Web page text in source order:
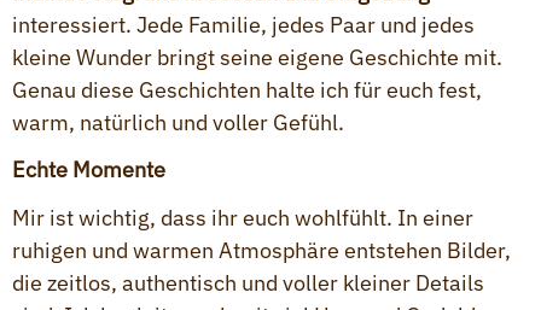
interessiert. Jede Familie, jedes Paar und jedes
kleine Wunder bringt seine eigene Geschichte mit.
Genau diese Geschichten halte ich für euch fest,
warm, natürlich und voller Gefühl.
Echte Momente
Mir ist wichtig, dass ihr euch wohlfühlt. In einer
ruhigen und warmen Atmosphäre entstehen Bilder,
die zeitlos, authentisch und voller kleiner Details